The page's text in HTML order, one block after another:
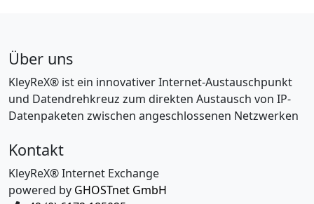
Über uns
KleyReX® ist ein innovativer Internet-Austauschpunkt
und Datendrehkreuz zum direkten Austausch von IP-
Datenpaketen zwischen angeschlossenen Netzwerken
Kontakt
KleyReX® Internet Exchange
powered by GHOSTnet GmbH